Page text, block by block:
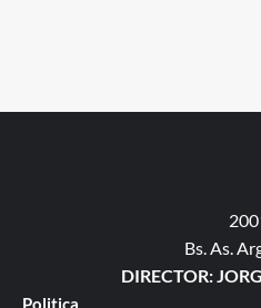
Bs. As.
DIRECTOR:
Politica